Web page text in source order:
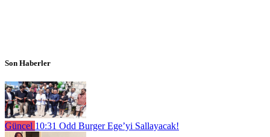
Son Haberler
Güncel 10:31 Odd Burger Ege’yi Sallayacak!